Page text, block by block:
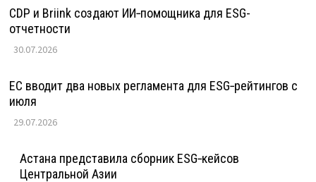
CDP и Briink создают ИИ‑помощника для ESG-
отчетности
30.07.2026
ЕС вводит два новых регламента для ESG‑рейтингов с
июля
29.07.2026
Астана представила сборник ESG‑кейсов
Центральной Азии